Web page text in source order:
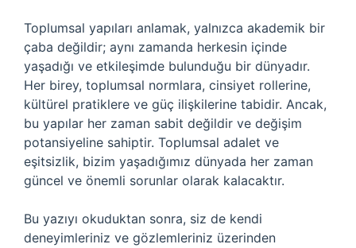
Toplumsal yapıları anlamak, yalnızca akademik bir
çaba değildir; aynı zamanda herkesin içinde
yaşadığı ve etkileşimde bulunduğu bir dünyadır.
Her birey, toplumsal normlara, cinsiyet rollerine,
kültürel pratiklere ve güç ilişkilerine tabidir. Ancak,
bu yapılar her zaman sabit değildir ve değişim
potansiyeline sahiptir. Toplumsal adalet ve
eşitsizlik, bizim yaşadığımız dünyada her zaman
güncel ve önemli sorunlar olarak kalacaktır.
Bu yazıyı okuduktan sonra, siz de kendi
deneyimleriniz ve gözlemleriniz üzerinden